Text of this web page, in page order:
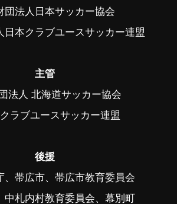
団法人日本サッカー協会
日本クラブユースサッカー連盟
主管
法人 北海道サッカー協会
ラブユースサッカー連盟
後援
、帯広市、帯広市教育委員会
中札内村教育委員会、幕別町